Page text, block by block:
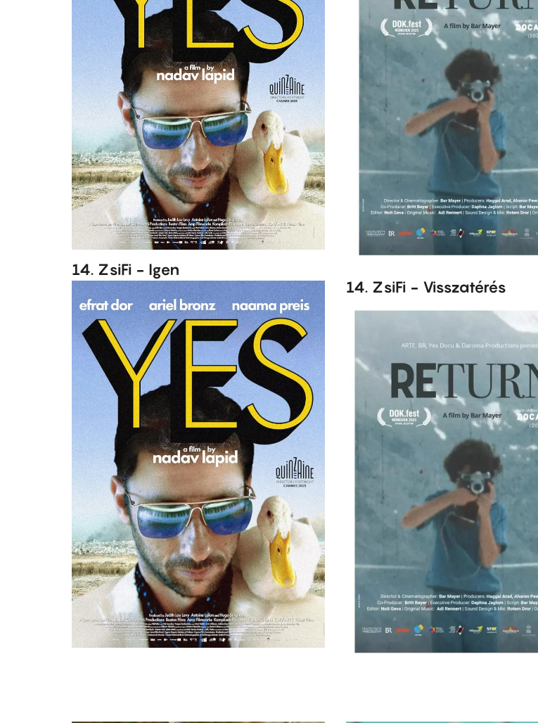
14. ZsiFi - Igen
14. ZsiFi - Visszatérés